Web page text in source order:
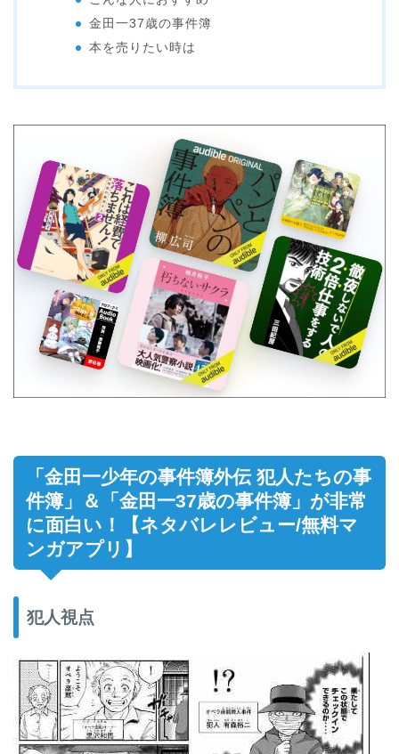
金田一37歳の事件簿
本を売りたい時は
「金田一少年の事件簿外伝 犯人たちの事
件簿」＆「金田一37歳の事件簿」が非常
に面白い！【ネタバレレビュー/無料マ
ンガアプリ】
犯人視点